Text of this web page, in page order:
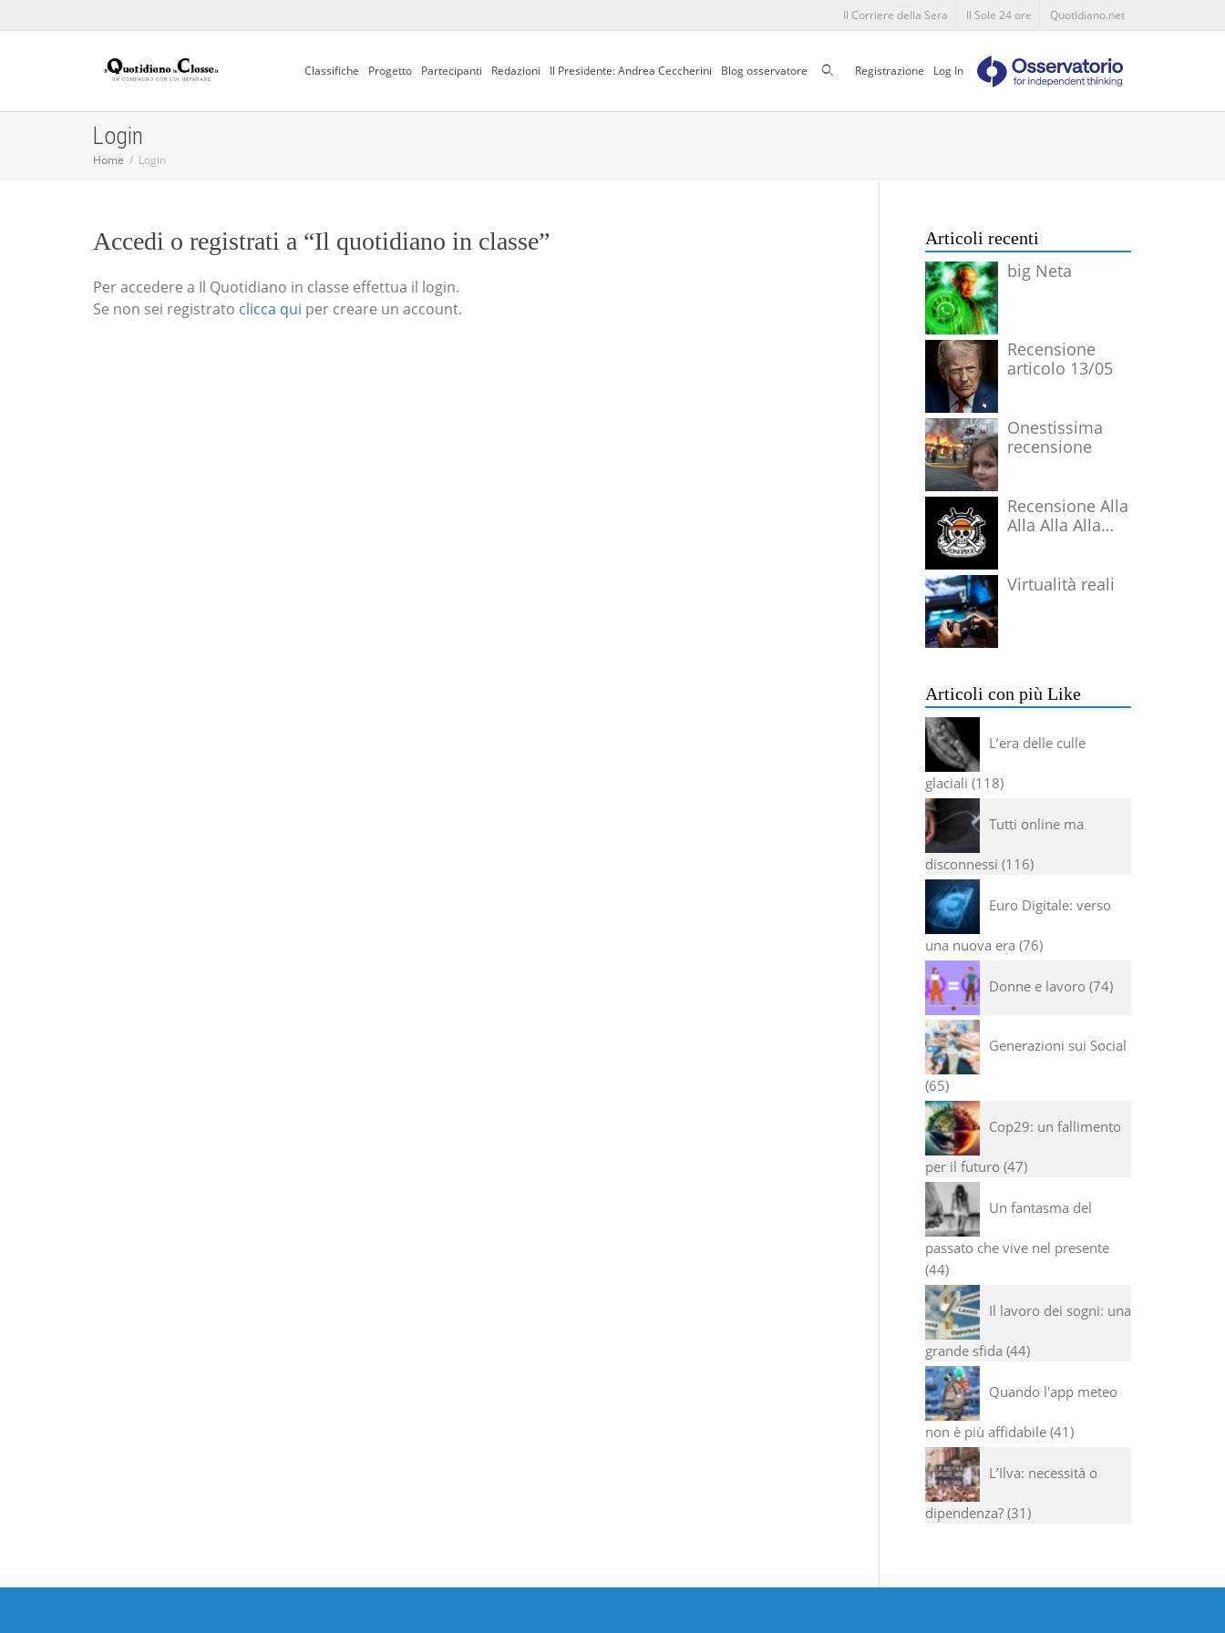
Il Corriere della Sera Il Sole 24 ore Quotidiano.net
Classifiche Progetto Partecipanti Redazioni Il Presidente: Andrea Ceccherini Blog osservatore CercaRegistrazione Log In
Login
Home Login
Accedi o registrati a “Il quotidiano in classe”
Per accedere a Il Quotidiano in classe effettua il login.
Se non sei registrato clicca qui per creare un account.
Articoli recenti
big Neta
Recensione
articolo 13/05
Onestissima
recensione
Recensione Alla
Alla Alla Alla
Virtualità reali
Articoli con più Like
L’era delle culle
glaciali 118
Tutti online ma
disconnessi 116
Euro Digitale: verso
una nuova era 76
Donne e lavoro 74
Generazioni sui Social
65
Cop29: un fallimento
per il futuro 47
Un fantasma del
passato che vive nel presente
44
Il lavoro dei sogni: una
grande sfida 44
Quando l'app meteo
non è più affidabile 41
L’Ilva: necessità o
dipendenza? 31